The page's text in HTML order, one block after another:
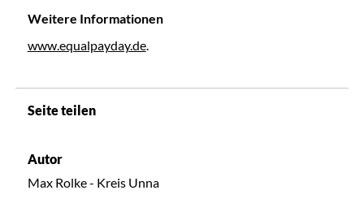
Weitere Informationen
www.equalpayday.de.
Seite teilen
Autor
Max Rolke - Kreis Unna